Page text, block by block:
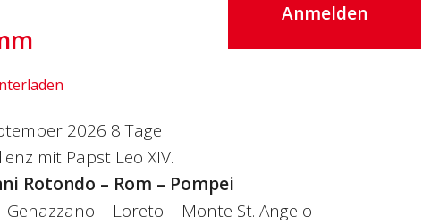
Anmelden
2026 8 Tage
mit Papst Leo XIV.
Rotondo – Rom – Pompei
Genazzano – Loreto – Monte St. Angelo –